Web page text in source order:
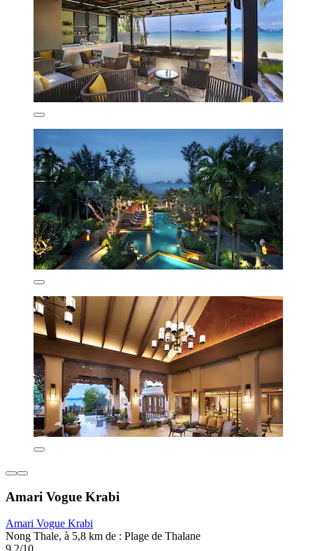
Amari Vogue Krabi
Amari Vogue Krabi
Nong Thale, à 5,8 km de : Plage de Thalane